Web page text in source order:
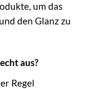
um das
den Glanz zu
aus?
Regel